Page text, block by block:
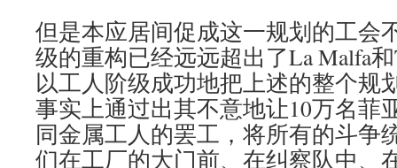
但是本应居间促成这一规划的工会
级的重构已经远远超出了La Malfa
以工人阶级成功地把上述的整个规
事实上通过出其不意地让10万名菲
同金属工人的罢工，将所有的斗争
们在工厂的大门前、在纠察队中、